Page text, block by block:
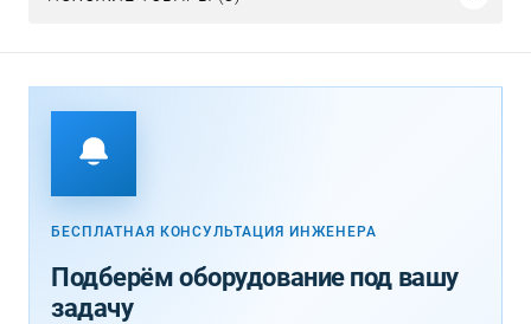
БЕСПЛАТНАЯ КОНСУЛЬТАЦИЯ ИНЖЕНЕРА
Подберём оборудование под вашу
задачу